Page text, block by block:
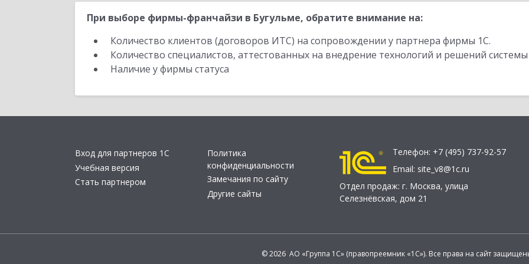
При выборе фирмы-франчайзи в Бугульме, обратите внимание на:
Количество клиентов (договоров ИТС) на сопровождении у партнера фирмы 1С.
Количество специалистов, аттестованных на внедрение технологий и решений
Наличие у фирмы статуса
Вход для партнеров 1С
Учебная версия
Стать партнером
Политика
конфиденциальности
Замечания по сайту
Другие сайты
Телефон: +7 (495) 737-92-57
Email: site_v8@1c.ru
Отдел продаж: г. Москва, улица
Селезнёвская, дом 21
© 2026 АО «Группа 1С» (правопреемник «1С»). Все права на сайт